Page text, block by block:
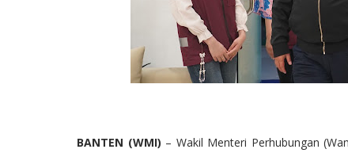
BANTEN (WMI) – Wakil Menteri Perhubungan